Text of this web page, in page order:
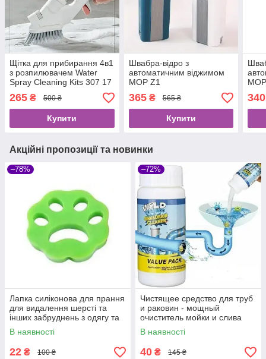
Щітка для прибирання 4в1
з розпилювачем Water
Spray Cleaning Kits 307 17
265 ₴ 500 ₴
Купити
Швабра-відро з
автоматичним віджимом
MOP Z1
365₴ 565 ₴
Купити
340
Акційні пропозиції та новинки
–78%
Лапка силіконова для прання
для видалення шерсті та
інших забруднень з одягу та
меблів
В наявності
22 ₴ 100 ₴
–72%
Чистящее средство для труб
и раковин - мощный
очиститель мойки и слива
Wild Tornado Sink Drain
Cleaner
В наявності
40 ₴ 145 ₴